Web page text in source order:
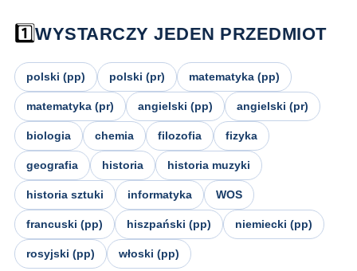
1️⃣WYSTARCZY JEDEN PRZEDMIOT
polski (pp) polski (pr) matematyka (pp)
matematyka (pr) angielski (pp) angielski (pr)
biologia chemia filozofia fizyka
geografia historia historia muzyki
historia sztuki informatyka WOS
francuski (pp) hiszpański (pp) niemiecki (pp)
rosyjski (pp) włoski (pp)